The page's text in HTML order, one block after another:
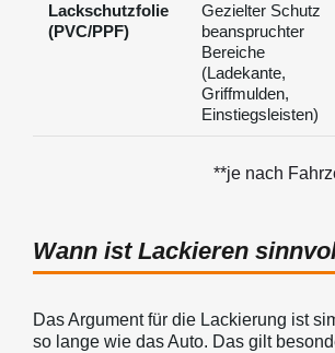
Lackschutzfolie
(PVC/PPF)
Gezielter Schutz
beanspruchter
Bereiche
(Ladekante,
Griffmulden,
Einstiegsleisten)
**je nach
Wann ist Lackieren
Das Argument für die Lackierung ist
so lange wie das Auto. Das gilt